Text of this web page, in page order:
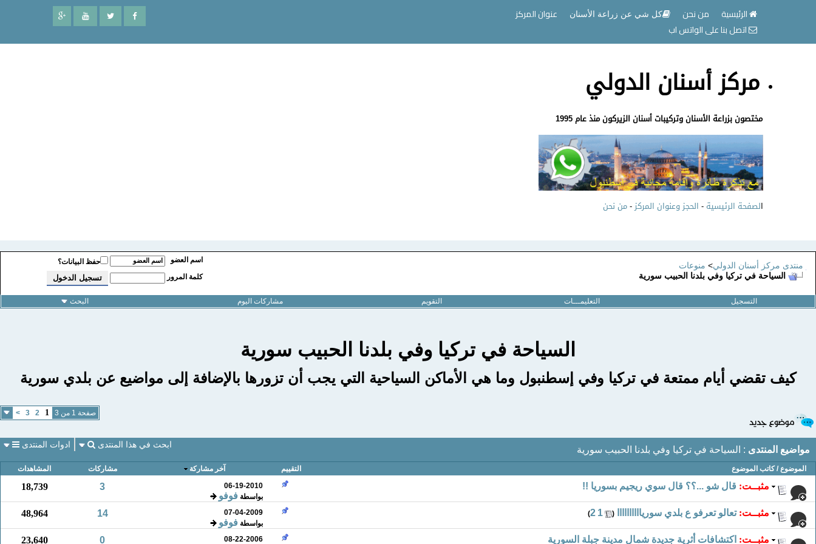
الرئيسية من نحن كل شي عن زراعة الأسنان
عنوان المركز
اتصل بنا على الواتس اب
مركز أسنان الدولي
مختصون بزراعة الأسنان وتركيبات أسنان الزيركون منذ عام 1995
الصفحة الرئيسية - الحجز وعنوان المركز-من نحن
منتدى مركز أسنان الدولي> منوعات
السياحة في تركيا وفي بلدنا الحبيب سورية
اسم العضو
حفظ البيانات؟
كلمة المرور
التسجيل التعليمـــات التقويم مشاركات اليوم البحث
السياحة في تركيا وفي بلدنا الحبيب سورية
كيف تقضي أيام ممتعة في تركيا وفي إسطنبول وما هي الأماكن السياحية التي يجب أن تزورها بالإضافة إلى مواضيع عن بلدي سورية
صفحة 1 من 3 1
2
3
>
مواضيع المنتدى : السياحة في تركيا وفي بلدنا الحبيب سورية ادوات المنتدى ابحث في هذا المنتدى
التقييم الموضوع /كاتب الموضوع آخر مشاركة مشاركات المشاهدات
مثبــت: قال شو ...؟؟ قال سوي ريجيم بسوريا !!
06-19-2010
بواسطة فوفو
3
18,739
مثبــت: تعالو تعرفو ع بلدي سورياااااااااا (
1
2
)
07-04-2009
بواسطة فوفو
14
48,964
مثبــت: اكتشافات أثرية جديدة شمال مدينة جبلة السورية
08-22-2006
0
23,640